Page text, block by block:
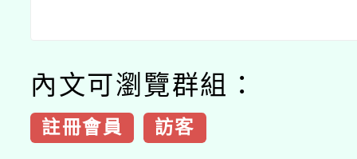
內文可瀏覽群組：
註冊會員 訪客